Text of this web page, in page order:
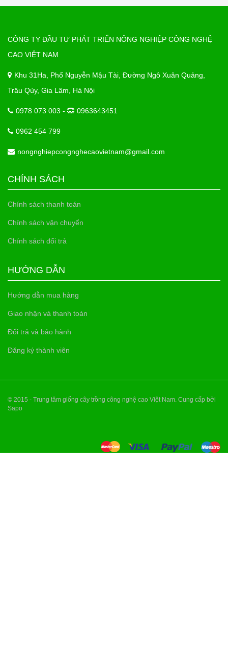
CÔNG TY ĐẦU TƯ PHÁT TRIỂN NÔNG NGHIỆP CÔNG NGHỆ
CAO VIỆT NAM
Khu 31Ha, Phố Nguyễn Mậu Tài, Đường Ngô Xuân Quảng,
Trâu Qùy, Gia Lâm, Hà Nội
0978 073 003 - 0963643451
0962 454 799
nongnghiepcongnghecaovietnam@gmail.com
CHÍNH SÁCH
Chính sách thanh toán
Chính sách vận chuyển
Chính sách đổi trả
HƯỚNG DẪN
Hướng dẫn mua hàng
Giao nhận và thanh toán
Đổi trả và bảo hành
Đăng ký thành viên
© 2015 - Trung tâm giống cây trồng công nghệ cao Việt Nam. Cung cấp bởi
Sapo